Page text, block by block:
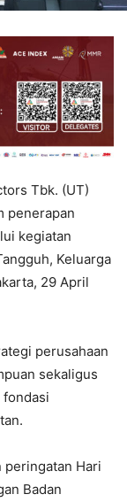
Tbk. (UT)
penerapan
kegiatan
Keluarga
29 April
perusahaan
sekaligus
fondasi
peringatan Hari
Badan